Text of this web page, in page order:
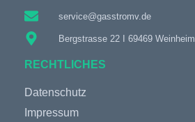
service@gasstromv.de
Bergstrasse 22 I 69469 Weinheim
RECHTLICHES
Datenschutz
Impressum